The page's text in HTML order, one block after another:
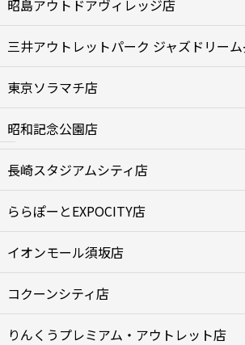
昭島アウトドアヴィレッジ店
三井アウトレットパーク ジャズドリー
東京ソラマチ店
昭和記念公園店
長崎スタジアムシティ店
ららぽーとEXPOCITY店
イオンモール須坂店
コクーンシティ店
りんくうプレミアム・アウトレット店